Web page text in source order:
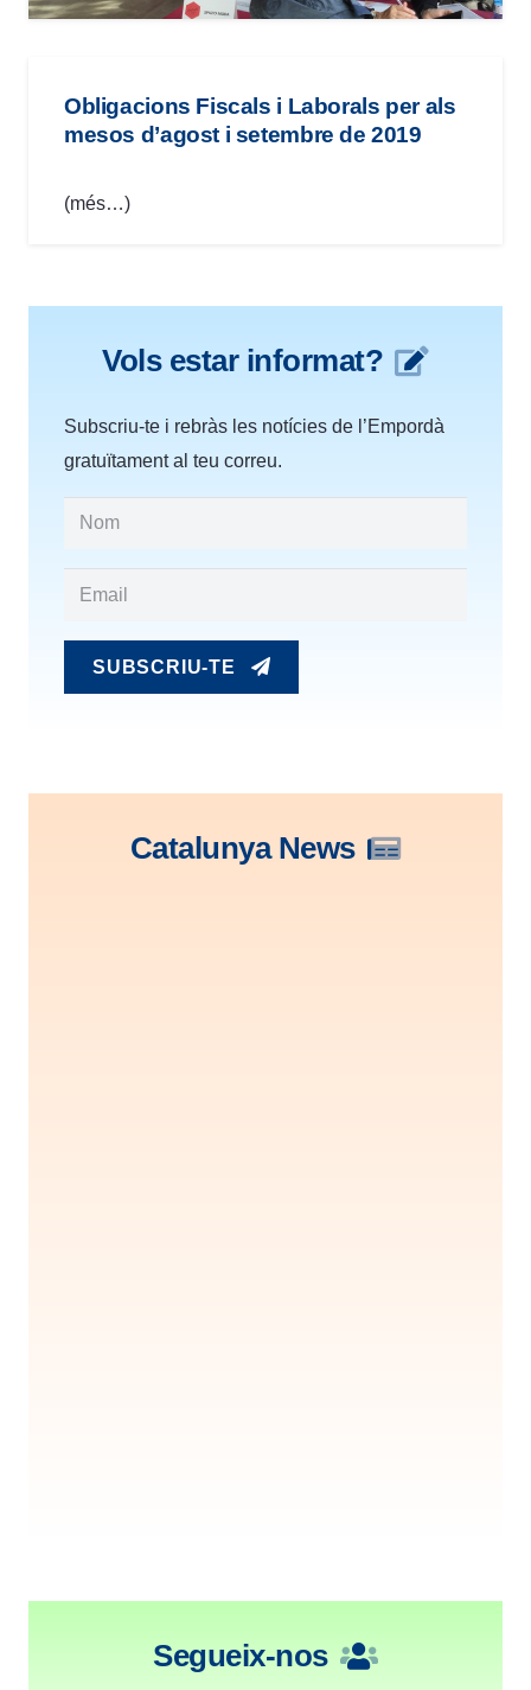
Obligacions Fiscals i Laborals per als
mesos d’agost i setembre de 2019
(més…)
Vols estar informat?
Subscriu-te i rebràs les notícies de l’Empordà
gratuïtament al teu correu.
SUBSCRIU-TE
Catalunya News
Segueix-nos